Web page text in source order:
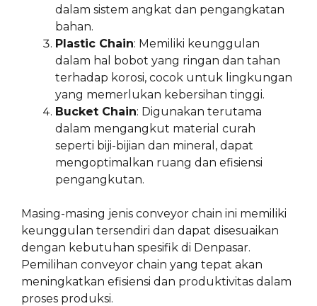
dalam sistem angkat dan pengangkatan
bahan.
Plastic Chain: Memiliki keunggulan
dalam hal bobot yang ringan dan tahan
terhadap korosi, cocok untuk lingkungan
yang memerlukan kebersihan tinggi.
Bucket Chain: Digunakan terutama
dalam mengangkut material curah
seperti biji-bijian dan mineral, dapat
mengoptimalkan ruang dan efisiensi
pengangkutan.
Masing-masing jenis conveyor chain ini memiliki
keunggulan tersendiri dan dapat disesuaikan
dengan kebutuhan spesifik di Denpasar.
Pemilihan conveyor chain yang tepat akan
meningkatkan efisiensi dan produktivitas dalam
proses produksi.